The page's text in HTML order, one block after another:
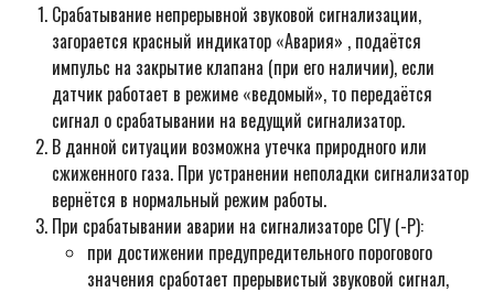
Срабатывание непрерывной звуковой сигнализации,
загорается красный индикатор «Авария» , подаётся
импульс на закрытие клапана (при его наличии), если
датчик работает в режиме «ведомый», то передаётся
сигнал о срабатывании на ведущий сигнализатор.
В данной ситуации возможна утечка природного или
сжиженного газа. При устранении неполадки сигнализатор
вернётся в нормальный режим работы.
При срабатывании аварии на сигнализаторе СГУ (-Р):
при достижении предупредительного порогового
значения сработает прерывистый звуковой сигнал,